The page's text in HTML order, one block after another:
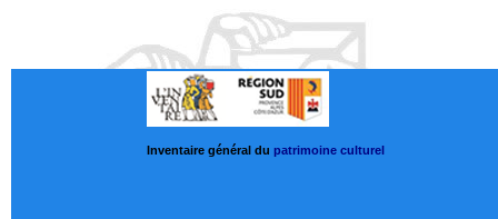
Inventaire général du patrimoine culturel